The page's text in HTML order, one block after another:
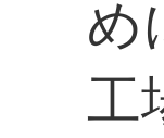
め
工